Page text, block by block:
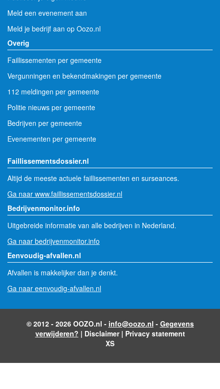
Meld een evenement aan
Meld je bedrijf aan op Oozo.nl
Overig
Faillissementen per gemeente
Vergunningen en bekendmakingen per gemeente
112 meldingen per gemeente
Politie nieuws per gemeente
Bedrijven per gemeente
Evenementen per gemeente
Faillissementsdossier.nl
Altijd de meeste actuele faillissementen en surseances.
Ga naar www.faillissementsdossier.nl
Bedrijvenmonitor.info
Uitgebreide informatie van alle bedrijven in Nederland.
Ga naar bedrijvenmonitor.info
Eenvoudig-afvallen.nl
Afvallen is makkelijker dan je denkt.
Ga naar eenvoudig-afvallen.nl
© 2012 - 2026 OOZO.nl - info@oozo.nl - Gegevens
verwijderen? | Disclaimer| Privacy statement
XS